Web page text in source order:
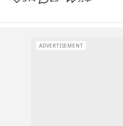
ADVERTISEMENT